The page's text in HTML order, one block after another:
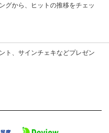
グから、ヒットの推移をチェッ
ト、サインチェキなどプレゼン